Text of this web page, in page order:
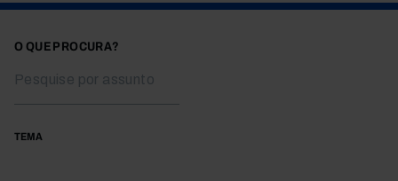
O QUE PROCURA?
TEMA